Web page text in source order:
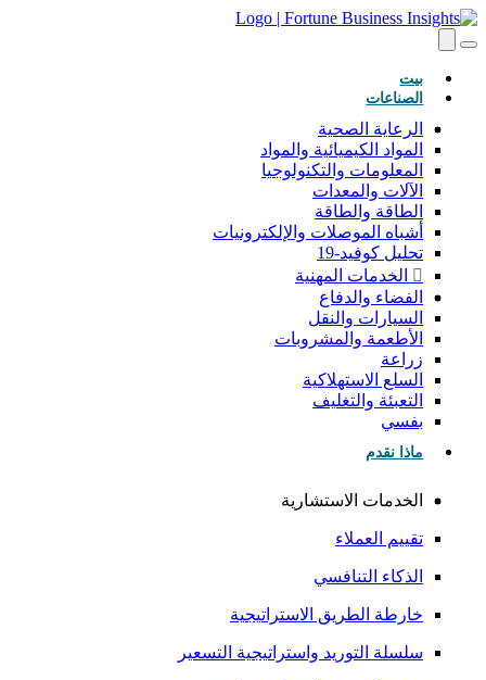
بيت(حاضِر)
الصناعات
الرعاية الصحية
المواد الكيميائية والمواد
المعلومات والتكنولوجيا
الآلات والمعدات
الطاقة والطاقة
أشباه الموصلات والإلكترونيات
تحليل كوفيد-19
الخدمات المهنية
الفضاء والدفاع
السيارات والنقل
الأطعمة والمشروبات
زراعة
السلع الاستهلاكية
التعبئة والتغليف
بفسي
ماذا نقدم
الخدمات الاستشارية
تقييم العملاء
الذكاء التنافسي
خارطة الطريق الاستراتيجية
سلسلة التوريد واستراتيجية التسعير